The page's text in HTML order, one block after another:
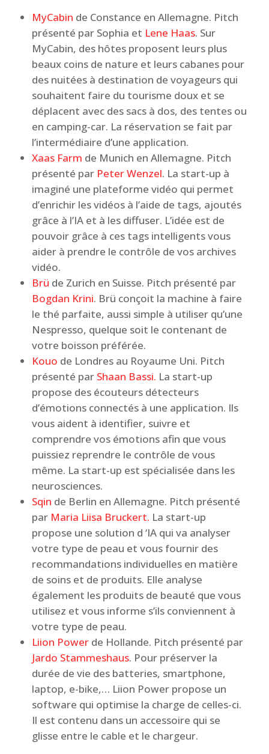
MyCabin de Constance en Allemagne. Pitch
présenté par Sophia et Lene Haas. Sur
MyCabin, des hôtes proposent leurs plus
beaux coins de nature et leurs cabanes pour
des nuitées à destination de voyageurs qui
souhaitent faire du tourisme doux et se
déplacent avec des sacs à dos, des tentes ou
en camping-car. La réservation se fait par
l’intermédiaire d’une application.
Xaas Farm de Munich en Allemagne. Pitch
présenté par Peter Wenzel. La start-up à
imaginé une plateforme vidéo qui permet
d’enrichir les vidéos à l’aide de tags, ajoutés
grâce à l’IA et à les diffuser. L’idée est de
pouvoir grâce à ces tags intelligents vous
aider à prendre le contrôle de vos archives
vidéo.
Brü de Zurich en Suisse. Pitch présenté par
Bogdan Krini. Brü conçoit la machine à faire
le thé parfaite, aussi simple à utiliser qu’une
Nespresso, quelque soit le contenant de
votre boisson préférée.
Kouo de Londres au Royaume Uni. Pitch
présenté par Shaan Bassi. La start-up
propose des écouteurs détecteurs
d’émotions connectés à une application. Ils
vous aident à identifier, suivre et
comprendre vos émotions afin que vous
puissiez reprendre le contrôle de vous
même. La start-up est spécialisée dans les
neurosciences.
Sqin de Berlin en Allemagne. Pitch présenté
par Maria Liisa Bruckert. La start-up
propose une solution d ‘IA qui va analyser
votre type de peau et vous fournir des
recommandations individuelles en matière
de soins et de produits. Elle analyse
également les produits de beauté que vous
utilisez et vous informe s’ils conviennent à
votre type de peau.
Liion Powerde Hollande. Pitch présenté par
Jardo Stammeshaus. Pour préserver la
durée de vie des batteries, smartphone,
laptop, e-bike,… Liion Power propose un
software qui optimise la charge de celles-ci.
Il est contenu dans un accessoire qui se
glisse entre le cable et le chargeur.